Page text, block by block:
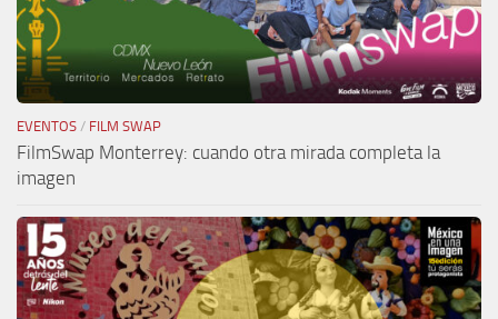
EVENTOS / FILM SWAP
FilmSwap Monterrey: cuando otra mirada completa la
imagen